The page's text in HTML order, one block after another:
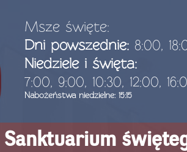
Msze święte:
Dni powszednie: 8:00,
Niedziele i święta:
7:00, 9:00, 10:30, 12:00,
Nabożeństwa niedzielne: 15:15
Sanktuarium